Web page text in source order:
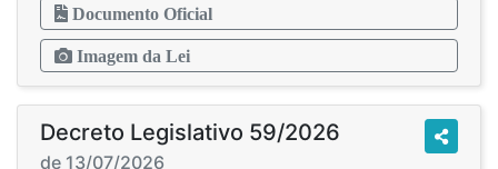
Documento Oficial
Imagem da Lei
Decreto Legislativo 59/2026
de 13/07/2026